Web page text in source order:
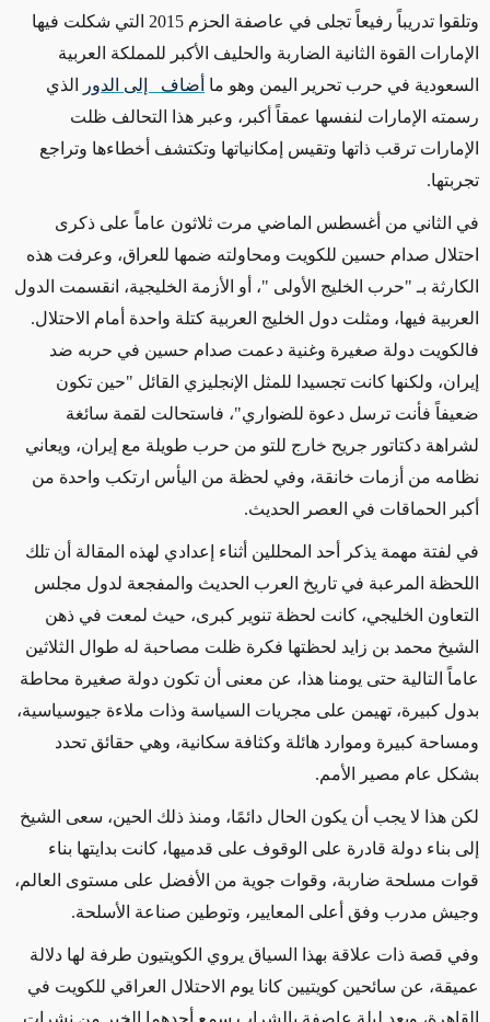
وتلقوا تدريباً رفيعاً تجلى في عاصفة الحزم 2015 التي شكلت فيها
الإمارات القوة الثانية الضاربة والحليف الأكبر للمملكة العربية
السعودية في حرب تحرير اليمن وهو ما أضاف إلى الدور
الذي
رسمته الإمارات لنفسها عمقاً أكبر، وعبر هذا التحالف ظلت
الإمارات ترقب ذاتها وتقيس إمكانياتها وتكتشف أخطاءها وتراجع
تجربتها.
في الثاني من أغسطس الماضي مرت ثلاثون عاماً على ذكرى
احتلال صدام حسين للكويت ومحاولته ضمها للعراق، وعرفت هذه
الكارثة بـ "حرب الخليج الأولى "، أو الأزمة الخليجية، انقسمت الدول
العربية فيها، ومثلت دول الخليج العربية كتلة واحدة أمام الاحتلال.
فالكويت دولة صغيرة وغنية دعمت صدام حسين في حربه ضد
إيران، ولكنها كانت تجسيدا للمثل الإنجليزي القائل "حين تكون
ضعيفاً فأنت ترسل دعوة للضواري"، فاستحالت لقمة سائغة
لشراهة دكتاتور جريح خارج للتو من حرب طويلة مع إيران، ويعاني
نظامه من أزمات خانقة، وفي لحظة من اليأس ارتكب واحدة من
أكبر الحماقات في العصر الحديث.
في لفتة مهمة يذكر أحد المحللين أثناء إعدادي لهذه المقالة أن تلك
اللحظة المرعبة في تاريخ العرب الحديث والمفجعة لدول مجلس
التعاون الخليجي، كانت لحظة تنوير كبرى، حيث لمعت في ذهن
الشيخ محمد بن زايد لحظتها فكرة ظلت مصاحبة له طوال الثلاثين
عاماً التالية حتى يومنا هذا، عن معنى أن تكون دولة صغيرة محاطة
بدول كبيرة، تهيمن على مجريات السياسة وذات ملاءة جيوسياسية،
ومساحة كبيرة وموارد هائلة وكثافة سكانية، وهي حقائق تحدد
بشكل عام مصير الأمم.
لكن هذا لا يجب أن يكون الحال دائمًا، ومنذ ذلك الحين، سعى الشيخ
إلى بناء دولة قادرة على الوقوف على قدميها، كانت بدايتها بناء
قوات مسلحة ضاربة، وقوات جوية من الأفضل على مستوى العالم،
وجيش مدرب وفق أعلى المعايير، وتوطين صناعة الأسلحة.
وفي قصة ذات علاقة بهذا السياق يروي الكويتيون طرفة لها دلالة
عميقة، عن سائحين كويتيين كانا يوم الاحتلال العراقي للكويت في
القاهرة، وبعد ليلة عاصفة بالشراب سمع أحدهما الخبر من نشرات